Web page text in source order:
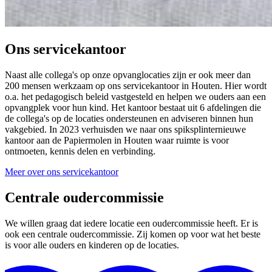
Ons servicekantoor
Naast alle collega's op onze opvanglocaties zijn er ook meer dan
200 mensen werkzaam op ons servicekantoor in Houten. Hier wordt
o.a. het pedagogisch beleid vastgesteld en helpen we ouders aan een
opvangplek voor hun kind. Het kantoor bestaat uit 6 afdelingen die
de collega's op de locaties ondersteunen en adviseren binnen hun
vakgebied. In 2023 verhuisden we naar ons spiksplinternieuwe
kantoor aan de Papiermolen in Houten waar ruimte is voor
ontmoeten, kennis delen en verbinding.
Meer over ons servicekantoor
Centrale oudercommissie
We willen graag dat iedere locatie een oudercommissie heeft. Er is
ook een centrale oudercommissie. Zij komen op voor wat het beste
is voor alle ouders en kinderen op de locaties.